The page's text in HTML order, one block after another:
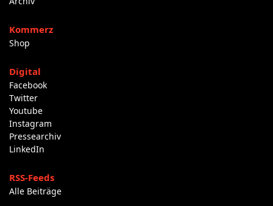
Kommerz
Shop
Digital
Facebook
Twitter
Youtube
Instagram
Pressearchiv
LinkedIn
RSS-Feeds
Alle Beiträge